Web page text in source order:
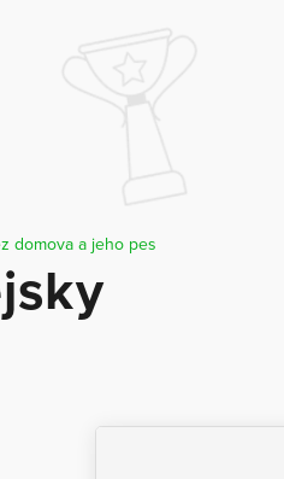
domova a jeho pes